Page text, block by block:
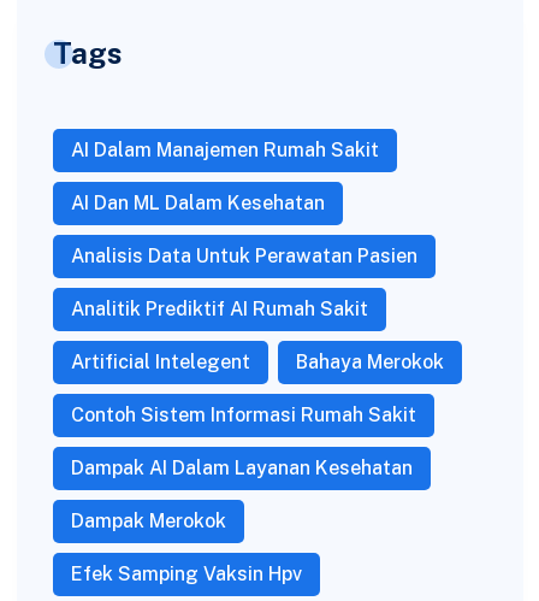
Tags
AI Dalam Manajemen Rumah Sakit
AI Dan ML Dalam Kesehatan
Analisis Data Untuk Perawatan Pasien
Analitik Prediktif AI Rumah Sakit
Artificial Intelegent Bahaya Merokok
Contoh Sistem Informasi Rumah Sakit
Dampak AI Dalam Layanan Kesehatan
Dampak Merokok
Efek Samping Vaksin Hpv